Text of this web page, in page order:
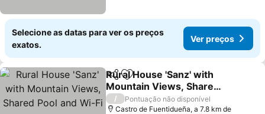
Selecione as datas para ver os preços
exatos.
Ver preços
PartilharAdicionar aos favoritos
Rural House 'Sanz' with
Mountain Views, Shared
Pool and Wi-Fi
/
Pontuação não disponível
Castro de Fuentidueña, a 7.8 km de